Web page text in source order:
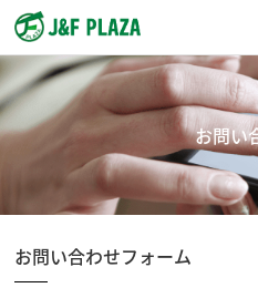
お問い
お問い合わせフォーム